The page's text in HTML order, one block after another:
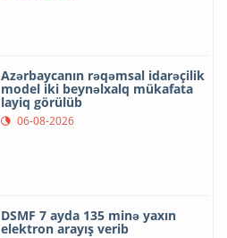
Azərbaycanın rəqəmsal idarəçilik
model iki beynəlxalq mükafata
layiq görülüb
06-08-2026
DSMF 7 ayda 135 minə yaxın
elektron arayış verib